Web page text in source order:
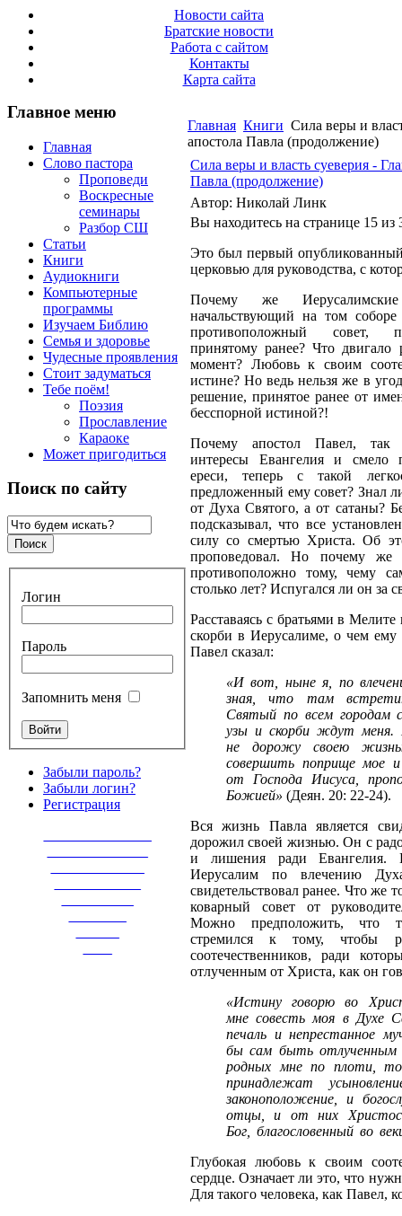
Новости сайта
Братские новости
Работа с сайтом
Контакты
Карта сайта
Главное меню
Главная
Слово пастора
Проповеди
Воскресные
семинары
Разбор СШ
Статьи
Книги
Аудиокниги
Компьютерные
программы
Изучаем Библию
Семья и здоровье
Чудесные проявления
Стоит задуматься
Тебе поём!
Поэзия
Прославление
Караоке
Может пригодиться
Поиск по сайту
Логин
Пароль
Запомнить меня
Забыли пароль?
Забыли логин?
Регистрация
Главная Книги Сила веры и
апостола Павла (продолжение)
Сила веры и власть суеверия -
Павла (продолжение)
Автор: Николай Линк
Вы находитесь на странице 15 из
Это был первый
церковью для руководства, с
Почему же
начальствующий на том
противоположный совет,
принятому ранее? Что двигало
момент? Любовь к своим
истине? Но ведь нельзя же в
решение, принятое ранее от
бесспорной истиной?!
Почему апостол Павел, так
интересы Евангелия и смело
ереси, теперь с такой
предложенный ему совет? Знал
от Духа Святого, а от сатаны?
подсказывал, что все
силу со смертью Христа. Об
проповедовал. Но почему же
противоположно тому, чему
столько лет? Испугался ли он
Расставаясь с братьями в
скорби в Иерусалиме, о чем
Павел сказал:
«И вот, ныне я, по
зная, что там
Святый по всем городам
узы и скорби ждут
не дорожу своею
совершить поприще мое
от Господа Иисуса,
Божией» (Деян. 20: 22-24).
Вся жизнь Павла является
дорожил своей жизнью. Он с
и лишения ради
Иерусалим по влечению
свидетельствовал ранее. Что же
коварный совет от
Можно предположить, что
стремился к тому, чтобы
соотечественников, ради
отлученным от Христа, как он
«Истину говорю во
мне совесть моя в Духе
печаль и непрестанное
бы сам быть отлученным
родных мне по плоти,
принадлежат
законоположение, и
отцы, и от них
Бог, благословенный во
Глубокая любовь к своим
сердце. Означает ли это, что
Для такого человека, как Павел,